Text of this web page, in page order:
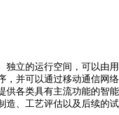
独立的运行空间，可以由用
，并可以通过移动通信网络
供各类具有主流功能的智能
造、工艺评估以及后续的试